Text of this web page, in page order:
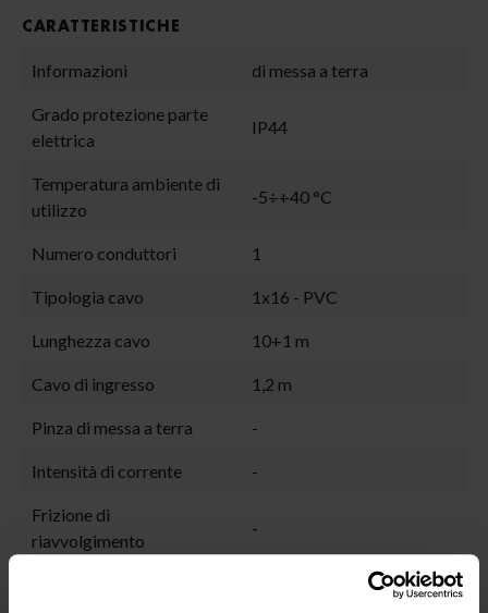
CARATTERISTICHE
Informazioni di messa a terra
Grado protezione parte
elettrica
IP44
Temperatura ambiente di
utilizzo
-5÷+40 °C
Numero conduttori 1
Tipologia cavo 1x16 - PVC
Lunghezza cavo 10+1 m
Cavo di ingresso 1,2 m
Pinza di messa a terra -
Intensità di corrente -
Frizione di
riavvolgimento
-